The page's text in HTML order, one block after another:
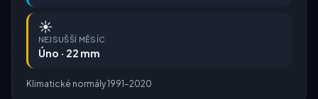
☀️
NEJSUŠŠÍ MĚSÍC
Úno · 22 mm
Klimatické normály 1991–2020